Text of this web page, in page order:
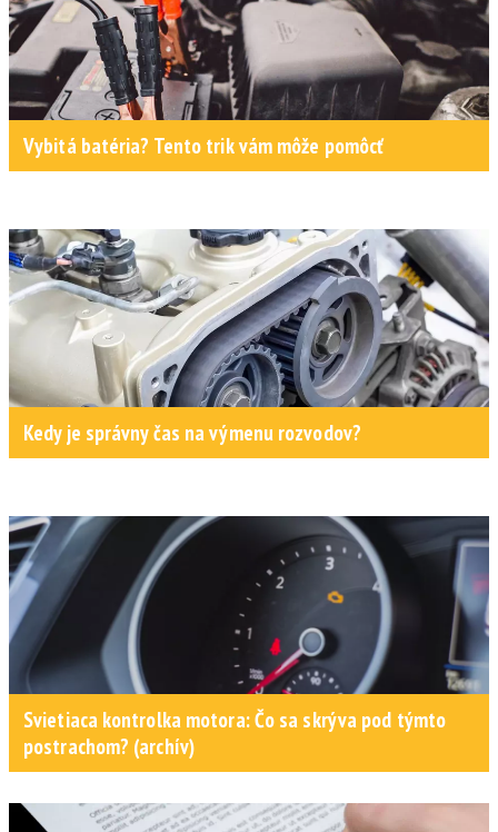
Vybitá batéria? Tento trik vám môže pomôcť
Kedy je správny čas na výmenu rozvodov?
Svietiaca kontrolka motora: Čo sa skrýva pod týmto
postrachom? (archív)